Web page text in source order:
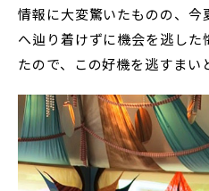
情報に大変驚いたものの、今
へ辿り着けずに機会を逃した
たので、この好機を逃すまい